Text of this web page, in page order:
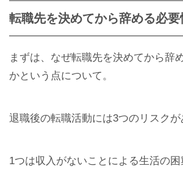
転職先を決めてから辞める必要
まずは、なぜ転職先を決めてから辞
かという点について。
退職後の転職活動には3つのリスクが
1つは収入がないことによる生活の困